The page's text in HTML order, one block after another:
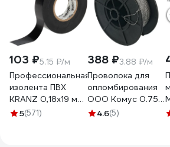
103 ₽5.15 ₽/м
Профессиональная
изолента ПВХ
KRANZ 0,18х19 мм,
20 м, черная KR-
5(571)
388 ₽3.88 ₽/м
Проволока для
опломбирования
ООО Комус 0.75
мм, намотка 100 м
4.6(5)